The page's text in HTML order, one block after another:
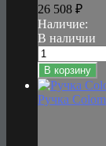
26 508 ₽
Наличие:
В наличии
В корзину
Ручка